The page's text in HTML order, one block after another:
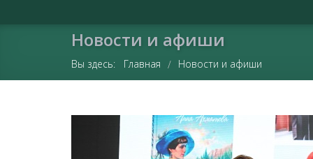
Новости и афиши
Вы здесь: Главная / Новости и афиши